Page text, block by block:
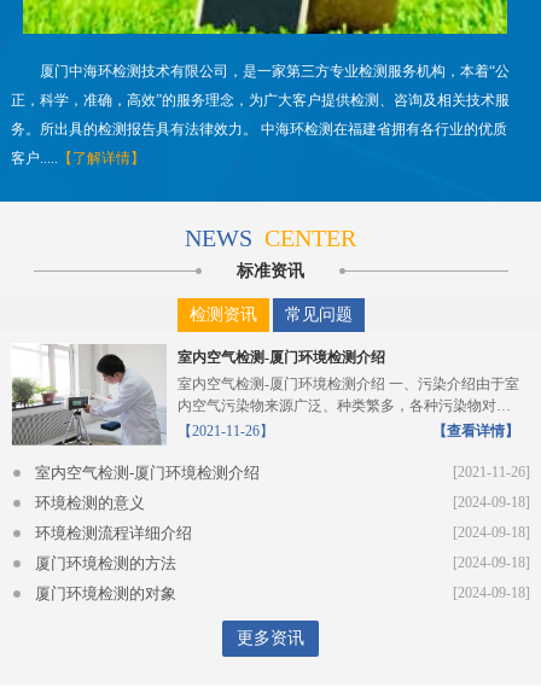
厦门中海环检测技术有限公司，是一家第三方专业检测服务机构，本着“公
正，科学，准确，高效”的服务理念，为广大客户提供检测、咨询及相关技术服
务。所出具的检测报告具有法律效力。 中海环检测在福建省拥有各行业的优质
客户..... 【了解详情】
NEWS CENTER
标准资讯
检测资讯 常见问题
室内空气检测-厦门环境检测介绍
室内空气检测-厦门环境检测介绍 一、污染介绍由于室
内空气污染物来源广泛、种类繁多，各种污染物对人
体的危...
【2021-11-26】 【查看详情】
[2021-11-26]
室内空气检测-厦门环境检测介绍
[2024-09-18]
环境检测的意义
[2024-09-18]
环境检测流程详细介绍
[2024-09-18]
厦门环境检测的方法
[2024-09-18]
厦门环境检测的对象
更多资讯